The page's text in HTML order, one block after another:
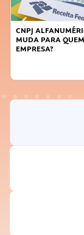
DICAS PARA